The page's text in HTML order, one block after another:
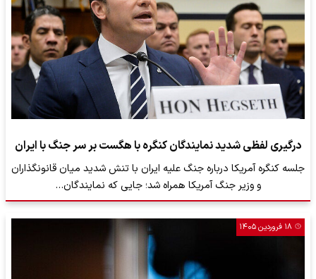
درگیری لفظی شدید نمایندگان کنگره با هگست بر سر جنگ با ایران
جلسه کنگره آمریکا درباره جنگ علیه ایران با تنش شدید میان قانونگذاران
و وزیر جنگ آمریکا همراه شد؛ جایی که نمایندگان…
۱۸ فروردین ۱۴۰۵